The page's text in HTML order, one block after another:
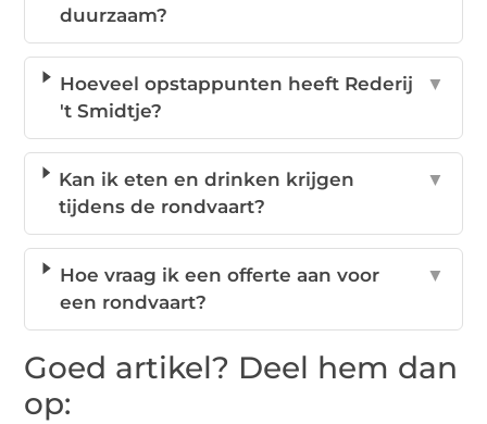
duurzaam?
Hoeveel opstappunten heeft Rederij
't Smidtje?
▼
Kan ik eten en drinken krijgen
tijdens de rondvaart?
▼
Hoe vraag ik een offerte aan voor
een rondvaart?
▼
Goed artikel? Deel hem dan
op: